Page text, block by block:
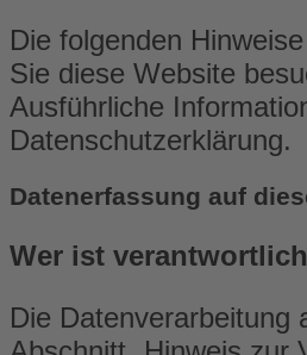
Die folgenden
Sie diese Website
Ausführliche
Datenschutzerklärung.
Datenerfassung auf
Wer ist
Die Datenverarbeitung